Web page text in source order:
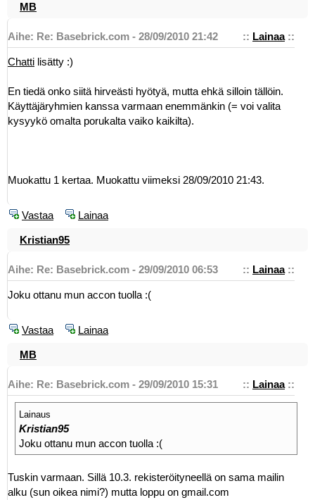
MB
:: Lainaa::
Aihe: Re: Basebrick.com - 28/09/2010 21:42
Chatti lisätty :)
En tiedä onko siitä hirveästi hyötyä, mutta ehkä silloin tällöin.
Käyttäjäryhmien kanssa varmaan enemmänkin (= voi valita
kysyykö omalta porukalta vaiko kaikilta).
Muokattu 1 kertaa. Muokattu viimeksi 28/09/2010 21:43.
Vastaa Lainaa
Kristian95
:: Lainaa::
Aihe: Re: Basebrick.com - 29/09/2010 06:53
Joku ottanu mun accon tuolla :(
Vastaa Lainaa
MB
:: Lainaa::
Aihe: Re: Basebrick.com - 29/09/2010 15:31
Lainaus
Kristian95
Joku ottanu mun accon tuolla :(
Tuskin varmaan. Sillä 10.3. rekisteröityneellä on sama mailin
alku (sun oikea nimi?) mutta loppu on gmail.com